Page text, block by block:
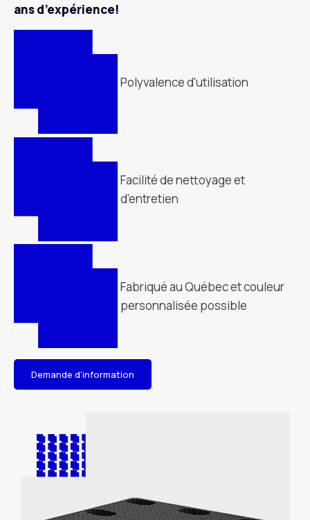
ans d’expérience!
Polyvalence d'utilisation
Facilité de nettoyage et
d'entretien
Fabriqué au Québec et couleur
personnalisée possible
Demande d'information